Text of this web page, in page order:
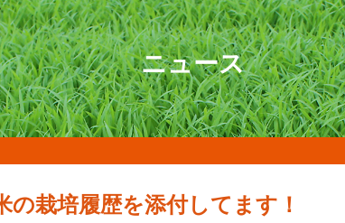
ニュース
栽培履歴を添付してます！